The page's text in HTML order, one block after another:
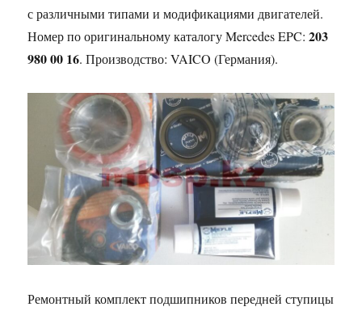
с различными типами и модификациями двигателей.
Номер по оригинальному каталогу Mercedes EPC:203
980 00 16. Производство: VAICO (Германия).
Ремонтный комплект подшипников передней ступицы